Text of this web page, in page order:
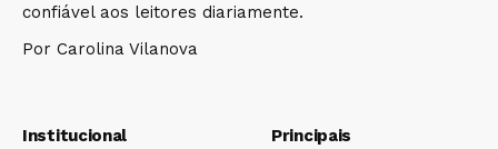
confiável aos leitores diariamente.
Por Carolina Vilanova
Institucional Principais